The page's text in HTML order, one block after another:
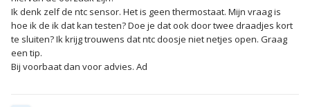
Ik denk zelf de ntc sensor. Het is geen thermostaat. Mijn vraag is
hoe ik de ik dat kan testen? Doe je dat ook door twee draadjes kort
te sluiten? Ik krijg trouwens dat ntc doosje niet netjes open. Graag
een tip.
Bij voorbaat dan voor advies. Ad